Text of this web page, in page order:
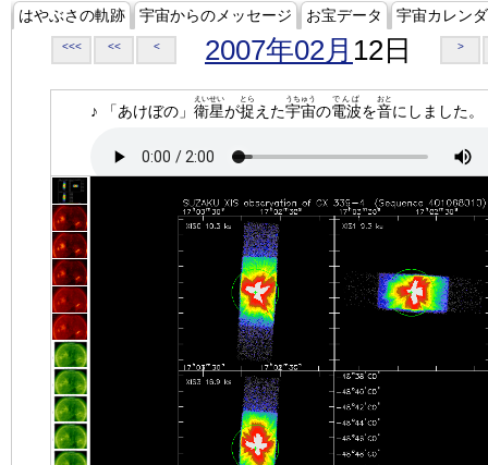
はやぶさの軌跡 宇宙からのメッセージ お宝データ 宇宙カレン
<<< << < 2007年02月 12日 >
♪ 「あけぼの」 衛星
えいせい
が捉
とら
えた宇宙
うちゅう
の電波
でんぱ
を音
おと
にしました。